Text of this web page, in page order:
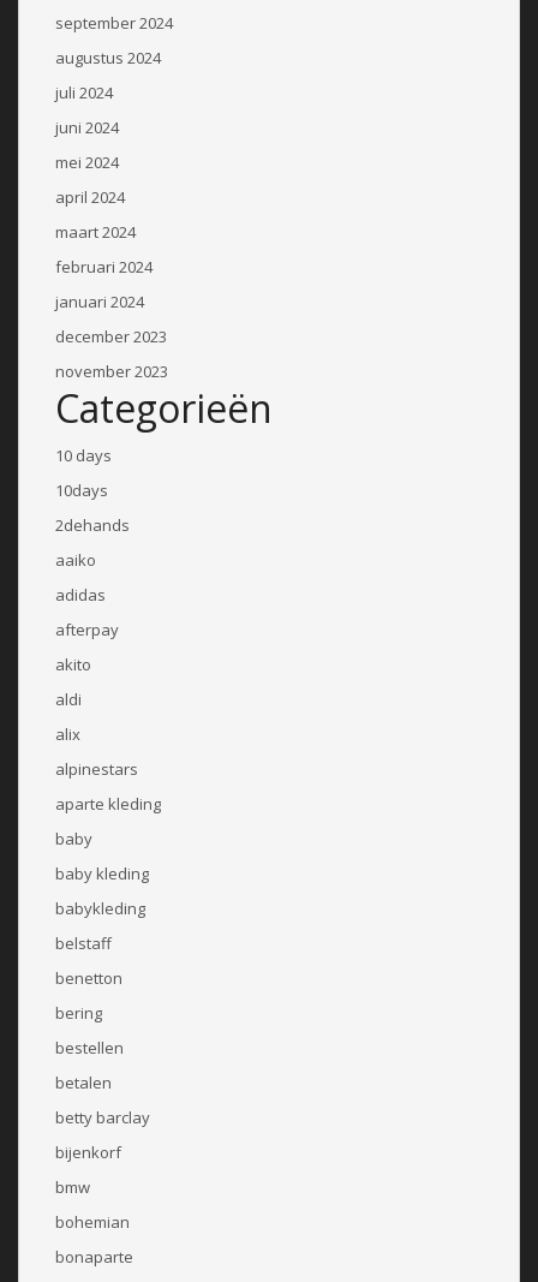
september 2024
augustus 2024
juli 2024
juni 2024
mei 2024
april 2024
maart 2024
februari 2024
januari 2024
december 2023
november 2023
Categorieën
10 days
10days
2dehands
aaiko
adidas
afterpay
akito
aldi
alix
alpinestars
aparte kleding
baby
baby kleding
babykleding
belstaff
benetton
bering
bestellen
betalen
betty barclay
bijenkorf
bmw
bohemian
bonaparte